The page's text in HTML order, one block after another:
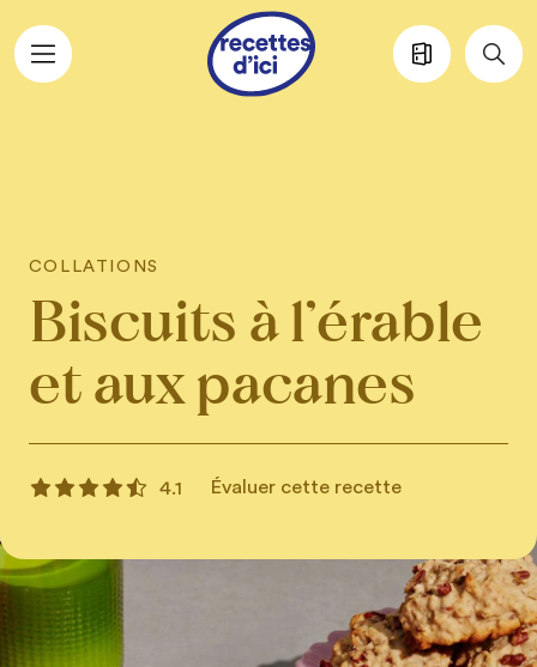
Aller au contenu principal
COLLATIONS
Biscuits à l’érable
et aux pacanes
4.1 Évaluer cette recette